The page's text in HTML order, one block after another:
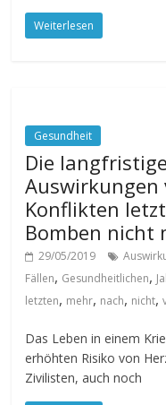
Weiterlesen
Gesundheit
Die
Auswirkungen
Konflikten
Bomben nicht
29/05/2019
Fällen, Gesundheitlichen,
letzten, mehr, nach, nicht,
Das Leben in einem
erhöhten Risiko von
Zivilisten, auch noch